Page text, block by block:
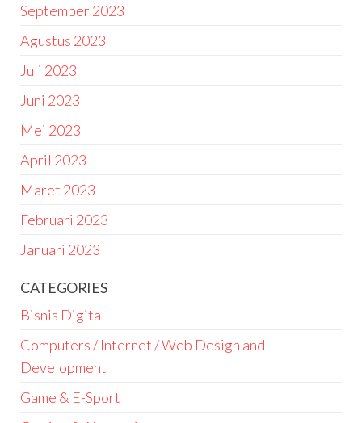
September 2023
Agustus 2023
Juli 2023
Juni 2023
Mei 2023
April 2023
Maret 2023
Februari 2023
Januari 2023
CATEGORIES
Bisnis Digital
Computers / Internet / Web Design and
Development
Game & E-Sport